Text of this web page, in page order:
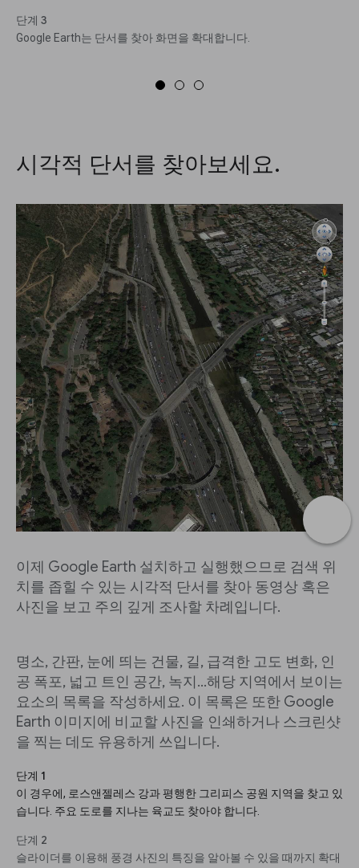
단계 3
Google Earth는 단서를 찾아 화면을 확대합니다.
시각적 단서를 찾아보세요.
이제 Google Earth 설치하고 실행했으므로 검색 위
치를 좁힐 수 있는 시각적 단서를 찾아 동영상 혹은
사진을 보고 주의 깊게 조사할 차례입니다.
명소, 간판, 눈에 띄는 건물, 길, 급격한 고도 변화, 인
공 폭포, 넓고 트인 공간, 녹지...해당 지역에서 보이는
요소의 목록을 작성하세요. 이 목록은 또한 Google
Earth 이미지에 비교할 사진을 인쇄하거나 스크린샷
을 찍는 데도 유용하게 쓰입니다.
단계 1
이 경우에, 로스앤젤레스 강과 평행한 그리피스 공원 지역을 찾고 있
습니다. 주요 도로를 지나는 육교도 찾아야 합니다.
단계 2
슬라이더를 이용해 풍경 사진의 특징을 알아볼 수 있을 때까지 확대